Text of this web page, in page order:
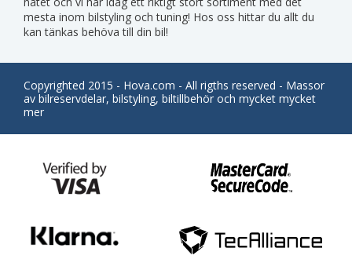
mesta inom bilstyling och tuning! Hos oss hittar du allt du
kan tänkas behöva till din bil!
Copyrighted 2015 - Hova.com - All rigths reserved - Massor
av bilreservdelar, bilstyling, biltillbehör och mycket mycket
mer